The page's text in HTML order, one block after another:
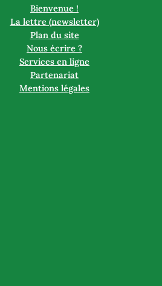
Bienvenue !
La lettre (newsletter)
Plan du site
Nous écrire ?
Services en ligne
Partenariat
Mentions légales